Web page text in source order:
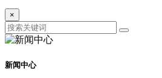
×
新闻中心